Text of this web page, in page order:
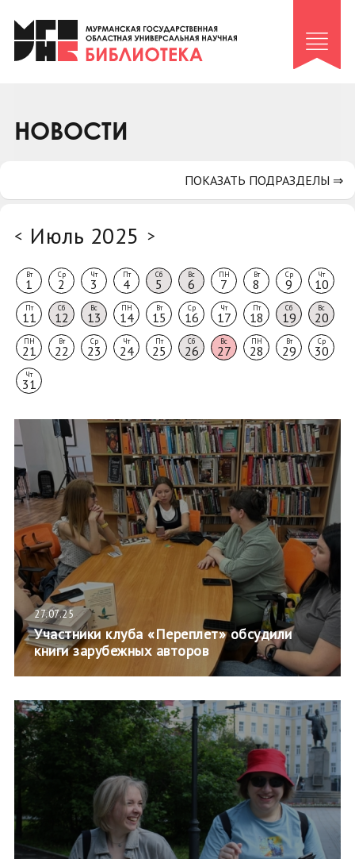
Клуб «Гиря и сельдерей»
Клуб «Семейный архив»
Коллегам
НОВОСТИ
< Июль 2025 >
Вт
1
Ср
2
Чт
3
Пт
4
Сб
5
Вс
6
ПН
7
Вт
8
Ср
9
Чт
10
Пт
11
Сб
12
Вс
13
ПН
14
Вт
15
Ср
16
Чт
17
Пт
18
Сб
19
Вс
20
ПН
21
Вт
22
Ср
23
Чт
24
Пт
25
Сб
26
Вс
27
ПН
28
Вт
29
Ср
30
Чт
31
27.07.25
Участники клуба «Переплет» обсудили
книги зарубежных авторов
ПОКАЗАТЬ ПОДРАЗДЕЛЫ ⇒